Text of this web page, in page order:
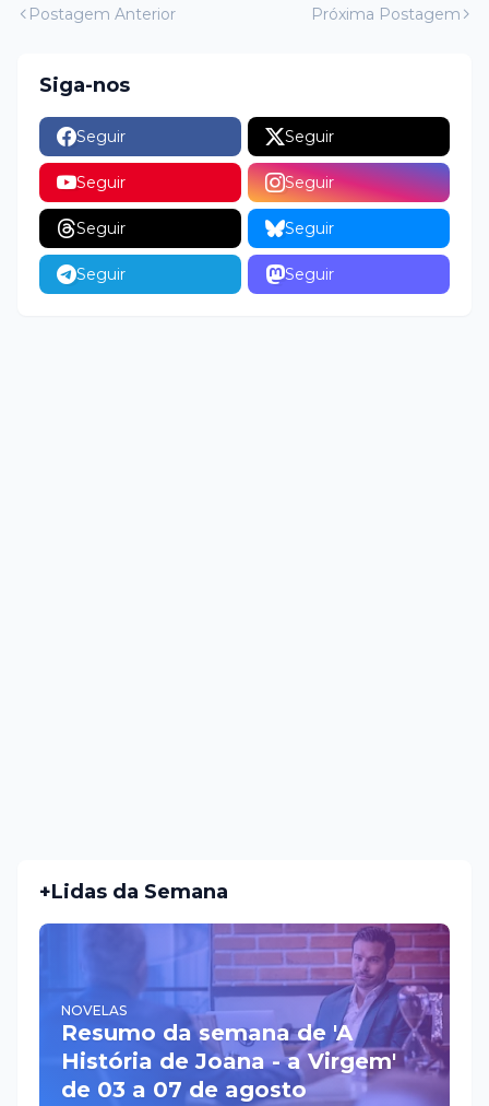
Postagem Anterior Próxima Postagem
Siga-nos
Seguir Seguir
Seguir Seguir
Seguir Seguir
Seguir Seguir
+Lidas da Semana
NOVELAS
Resumo da semana de 'A
História de Joana - a Virgem'
de 03 a 07 de agosto